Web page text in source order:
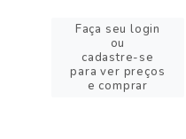
Faça seu login
ou
cadastre-se
para ver preços
e comprar